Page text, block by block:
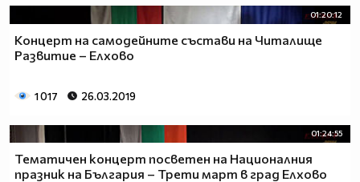
01:20:12
Концерт на самодейните състави на Читалище
Развитие – Елхово
1 017 26.03.2019
01:24:55
Тематичен концерт посветен на Националния
празник на България – Трети март в град Елхово